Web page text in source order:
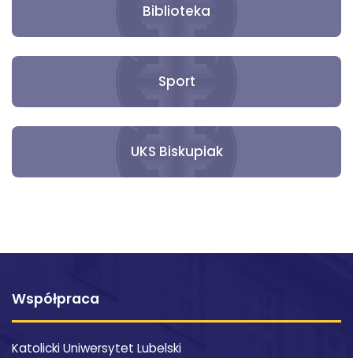
Biblioteka
Sport
UKS Biskupiak
Współpraca
Katolicki Uniwersytet Lubelski